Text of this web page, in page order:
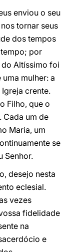
enviou o seu
tornar seus
dos tempos
por
Altíssimo foi
mulher: a
crente.
Filho, que o
Cada um de
Maria, um
se
Senhor.
desejo nesta
eclesial.
vezes
fidelidade
na
e